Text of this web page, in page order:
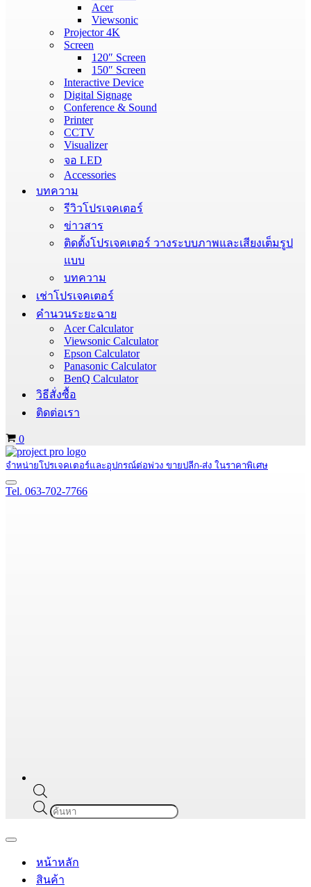
Acer
Viewsonic
Projector 4K
Screen
120″ Screen
150″ Screen
Interactive Device
Digital Signage
Conference & Sound
Printer
CCTV
Visualizer
จอ LED
Accessories
บทความ
รีวิวโปรเจคเตอร์
ข่าวสาร
ติดตั้งโปรเจคเตอร์ วางระบบภาพและเสียงเต็มรูป
แบบ
บทความ
เช่าโปรเจคเตอร์
คำนวนระยะฉาย
Acer Calculator
Viewsonic Calculator
Epson Calculator
Panasonic Calculator
BenQ Calculator
วิธีสั่งซื้อ
ติดต่อเรา
Cart
0
จำหน่ายโปรเจคเตอร์และอุปกรณ์ต่อพ่วง ขายปลีก-ส่ง ในราคาพิเศษ
Navigation
Menu
Tel. 063-702-7766
Products
search
Navigation
หน้าหลัก
สินค้า